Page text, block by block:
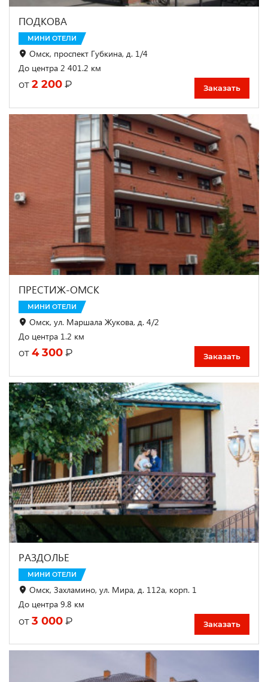
ПОДКОВА
МИНИ ОТЕЛИ
Омск, проспект Губкина, д. 1/4
До центра 2 401.2 км
от 2 200 ₽ Заказать
ПРЕСТИЖ-ОМСК
МИНИ ОТЕЛИ
Омск, ул. Маршала Жукова, д. 4/2
До центра 1.2 км
от 4 300 ₽ Заказать
РАЗДОЛЬЕ
МИНИ ОТЕЛИ
Омск, Захламино, ул. Мира, д. 112а, корп. 1
До центра 9.8 км
от 3 000 ₽ Заказать